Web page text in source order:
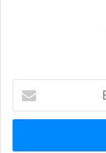
Posta
adresinizi